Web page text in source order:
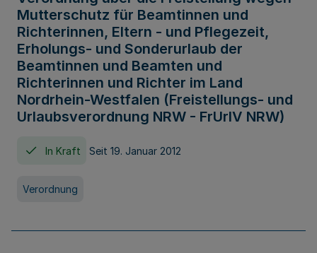
Mutterschutz für Beamtinnen und
Richterinnen, Eltern - und Pflegezeit,
Erholungs- und Sonderurlaub der
Beamtinnen und Beamten und
Richterinnen und Richter im Land
Nordrhein-Westfalen (Freistellungs- und
Urlaubsverordnung NRW - FrUrlV NRW)
In Kraft Seit 19. Januar 2012
Verordnung